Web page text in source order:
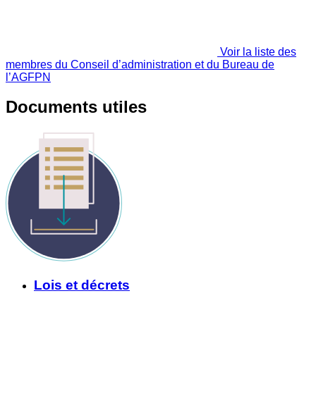
Voir la liste des
membres du Conseil d’administration et du Bureau de
l’AGFPN
Documents utiles
Lois et décrets